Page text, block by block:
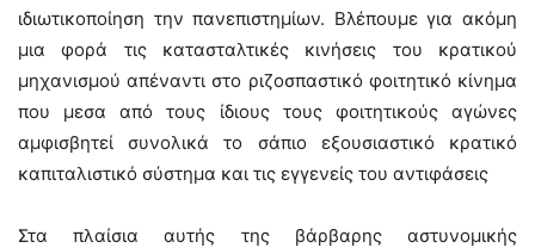
ιδιωτικοποίηση την πανεπιστημίων. Βλέπουμε για ακόμη
μια φορά τις κατασταλτικές κινήσεις του κρατικού
μηχανισμού απέναντι στο ριζοσπαστικό φοιτητικό κίνημα
που μεσα από τους ίδιους τους φοιτητικούς αγώνες
αμφισβητεί συνολικά το σάπιο εξουσιαστικό κρατικό
καπιταλιστικό σύστημα και τις εγγενείς του αντιφάσεις
Στα πλαίσια αυτής της βάρβαρης αστυνομικής